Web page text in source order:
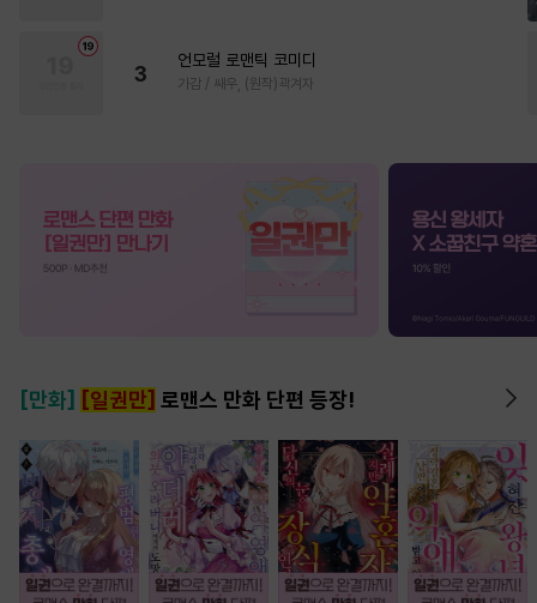
3
언모럴 로맨틱 코미디
가감 / 쌔우, (원작)곽겨자
[만화] [일권만] 로맨스 만화 단편 등장!